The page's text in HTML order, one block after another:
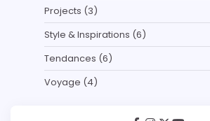
Projects (3)
Style & Inspirations (6)
Tendances (6)
Voyage (4)